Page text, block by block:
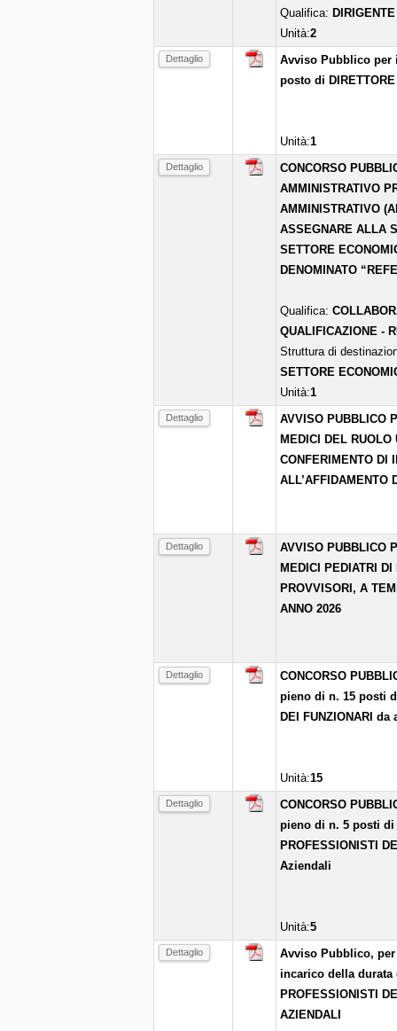
Qualifica:
Unità:2
Dettaglio
Avviso Pubblico per
posto di
Unità:1
Dettaglio
CONCORSO
AMMINISTRATIVO
AMMINISTRATIVO
ASSEGNARE ALLA
SETTORE
DENOMINATO
Qualifica:
QUALIFICAZIONE -
Struttura di
SETTORE
Unità:1
Dettaglio
AVVISO PUBBLICO
MEDICI DEL
CONFERIMENTO DI
ALL’AFFIDAMENTO
Dettaglio
AVVISO PUBBLICO
MEDICI PEDIATRI
PROVVISORI, A
ANNO 2026
Dettaglio
CONCORSO
pieno di n. 15 posti
DEI FUNZIONARI
Unità:15
Dettaglio
CONCORSO
pieno di n. 5 posti di
PROFESSIONISTI
Aziendali
Unità:5
Dettaglio
Avviso Pubblico,
incarico della durata
PROFESSIONISTI
AZIENDALI